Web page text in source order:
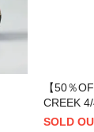
【50％
CREEK
SOLD